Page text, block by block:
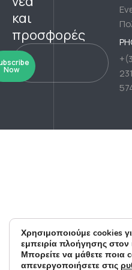
και
προσφορές
Now
Χρησιμοποιούμε cookies
εμπειρία πλοήγησης στον
Μπορείτε να μάθετε ποια
απενεργοποιήσετε στις